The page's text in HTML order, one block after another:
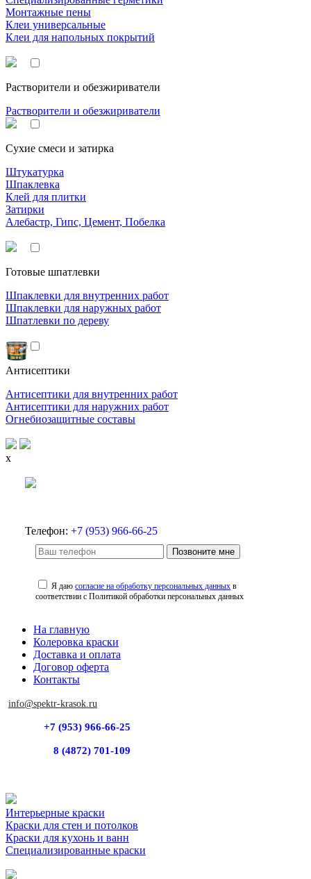
Монтажные пены
Клеи универсальные
Клеи для напольных покрытий
Растворители и обезжириватели
Растворители и обезжириватели
Сухие смеси и затирка
Штукатурка
Шпаклевка
Клей для плитки
Затирки
Алебастр, Гипс, Цемент, Побелка
Готовые шпатлевки
Шпаклевки для внутренних работ
Шпаклевки для наружных работ
Шпатлевки по дереву
Антисептики
Антисептики для внутренних работ
Антисептики для наружних работ
Огнебиозащитные составы
x
Телефон: +7 (953) 966-66-25
Позвоните мне
Я даюсогласие на обработку персональных данных в
соответствии с Политикой обработки персональных данных
На главную
Колеровка краски
Доставка и оплата
Договор оферта
Контакты
info@spektr-krasok.ru
+7 (953) 966-66-25
8 (4872) 701-109
Интерьерные краски
Краски для стен и потолков
Краски для кухонь и ванн
Специализированные краски